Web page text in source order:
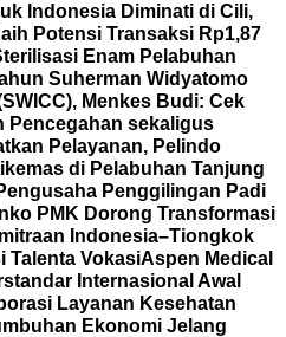
Indonesia Diminati di Cili,
Potensi Transaksi Rp1,87
Enam Pelabuhan
Suherman Widyatomo
Menkes Budi: Cek
Pencegahan sekaligus
Pelayanan, Pelindo
di Pelabuhan Tanjung
Penggilingan Padi
PMK Dorong Transformasi
Indonesia–Tiongkok
Talenta VokasiAspen Medical
Internasional Awal
Layanan Kesehatan
Ekonomi Jelang